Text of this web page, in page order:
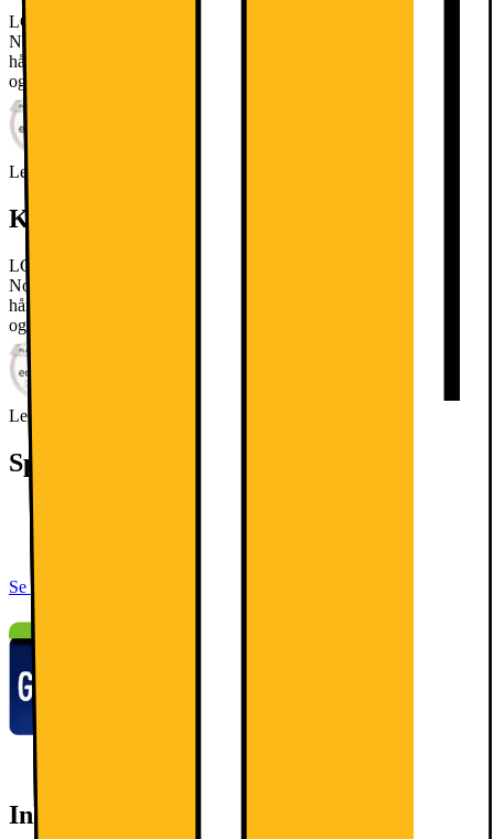
LG fryser GFT41PZGSZ har en elegant kapacitet på 324 liter med
NoFrost-teknologi, fremragende LED-belysning, et letåbneligt
håndtag og en robust Linear inverter-kompressor, der sikrer effektiv
og støjsvag drift.
Leverandørens EcoVadis-score
Kort om produktet
LG fryser GFT41PZGSZ har en elegant kapacitet på 324 liter med
NoFrost-teknologi, fremragende LED-belysning, et letåbneligt
håndtag og en robust Linear inverter-kompressor, der sikrer effektiv
og støjsvag drift.
Leverandørens EcoVadis-score
Specifikationer
Se alle specifikationer
Inkl. gavekort på 700,-*